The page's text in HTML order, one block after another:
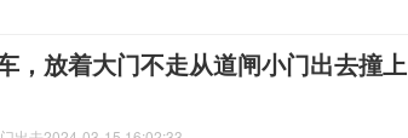
，放着大门不走从道闸小门出去撞上